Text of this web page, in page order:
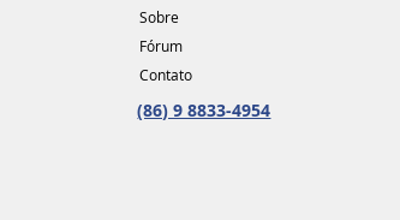
Sobre
Fórum
Contato
(86) 9 8833-4954